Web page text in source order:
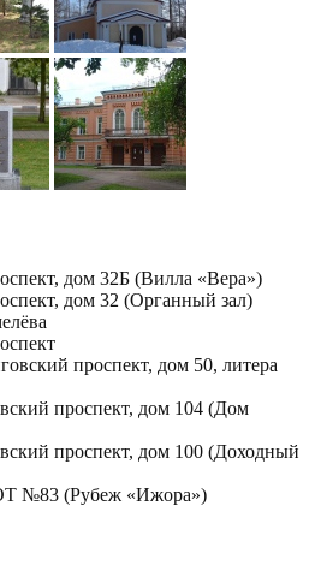
дом 32Б (Вилла «Вера»)
дом 32 (Органный зал)
проспект, дом 50, литера
проспект, дом 104 (Дом
проспект, дом 100 (Доходный
№83 (Рубеж «Ижора»)